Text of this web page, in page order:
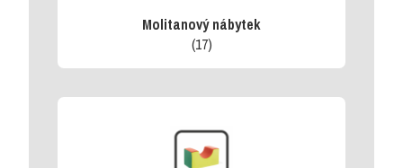
Molitanový nábytek
(17)